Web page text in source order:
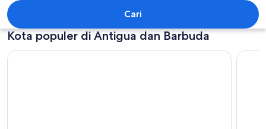
Cari
Kota populer di Antigua dan Barbuda